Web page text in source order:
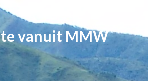
vanuit MMW